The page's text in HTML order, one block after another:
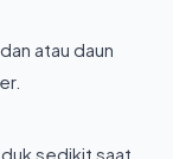
atau daun
sedikit saat